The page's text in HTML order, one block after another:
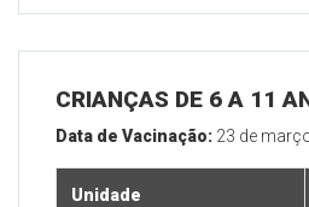
CRIANÇAS DE 6 A 11
Data de Vacinação: 23 de
Unidade